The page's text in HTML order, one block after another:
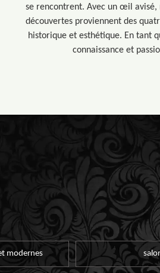
se rencontrent. Avec un œil avisé,
découvertes proviennent des
historique et esthétique. En tant
connaissance et
modernes